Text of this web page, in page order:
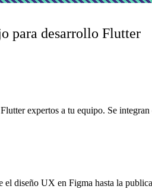
para desarrollo Flutter
expertos a tu equipo. Se
el diseño UX en Figma hasta la